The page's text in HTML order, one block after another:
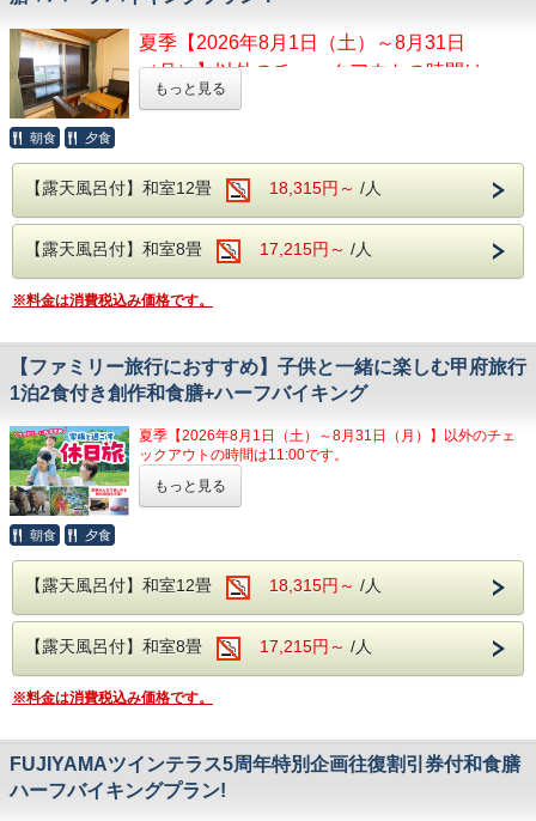
※客室露天風呂は沸かし湯となります。
プラネタリウムやサイエンスショーなどが
あり、模型や装置を動かして
楽しく科学が学べます！
2026年9月18日(金)・9月23日(水)～9月25日
（金）、9月27日（日）
・本プランは、大人（2名以上～）お子様を
・大人2名以上いらっしゃる事が条件となり
ます。
す。
【ご注意点】
【お食事】
ご夕食は創作和食膳＋約20種のハーフバイキ
創作和食膳は、季節に合った旬の食材を使用
ハーフバイキングでは、山梨の郷土料理のほ
うとうや、寿司、天ぷら、揚げ物、焼き物、
チェックイン時間を気にせず、遅めの到着でもOK！
信州・甲州エリアの観光やレジャー、グルメを思いきり自由
に満喫してください♪
夏休みの旅行代をかしこく節約！
近隣では…
「西沢渓谷」大自然がいっぱいでマイナスイ
オンを感じながらハイキングが楽しめます。
「万力公園」遊具や小動物と触れ合える万力
公園は当館から車で近くピクニックにも適し
ています。
「笛吹川フルーツ公園」絶景が広がりは季節
ごとのフルーツや美しい景色が満喫できま
す。
●開放感抜群の大浴場・露天風呂も利用可能
アルカリ性の温泉に浸かり、レジャーの後の
疲れを心ゆくまで癒してください。
館内には無料カラオケや卓球場がございます。（要予約）
売店では朝7：30からお土産を販売！！
皆様のお越しをお待ちしております。
夏季【2026年8月1日（土）～8月31日
（月）】以外のチェックアウトの時間は
11:00です。
満喫！
折角のご旅行、大切な方と露天風呂付客室で
大切な時間をお過ごしいただけます。
風呂を楽しめるので
カップルやご夫婦様の記念日のご利用だけで
れます。
露天風呂で晴れていれば遠くに富士山、南ア
ルプスの山々を望む風景を当館の最上階から
【おすすめ観光スポット】
・笛吹川フルーツ公園
展望エリアから甲府盆地を一望でき、正面
には雄大な富士山を見ることができます。
当館より車で13分。
もっと見る
朝食 夕食
【露天風呂付】和室12畳 18,315円～ /人
【露天風呂付】和室8畳 17,215円～ /人
※料金は消費税込み価格です。
【ファミリー旅行におすすめ】子供と一緒に楽しむ甲府旅行
1泊2食付き創作和食膳+ハーフバイキング
夏季【2026年8月1日（土）～8月31日（月）】以外のチェ
ックアウトの時間は11:00です。
石和温泉からのすぐ近くにある甲府エリアには、お子様とご
一緒に楽しめる観光スポットが数多くございますので、おす
山梨県立科学館では、子供から大人まで楽しみながら学ぶ事
ができる展示室や、スペースシアター、実験や工作室がござ
大人気となります。
ーザンロープ、ローラー滑り台もございます。
アクセス：ホテルから車で約20分
□金川の森
もっと見る
朝食 夕食
【露天風呂付】和室12畳 18,315円～ /人
【露天風呂付】和室8畳 17,215円～ /人
※料金は消費税込み価格です。
FUJIYAMAツインテラス5周年特別企画往復割引券付和食膳
ハーフバイキングプラン!